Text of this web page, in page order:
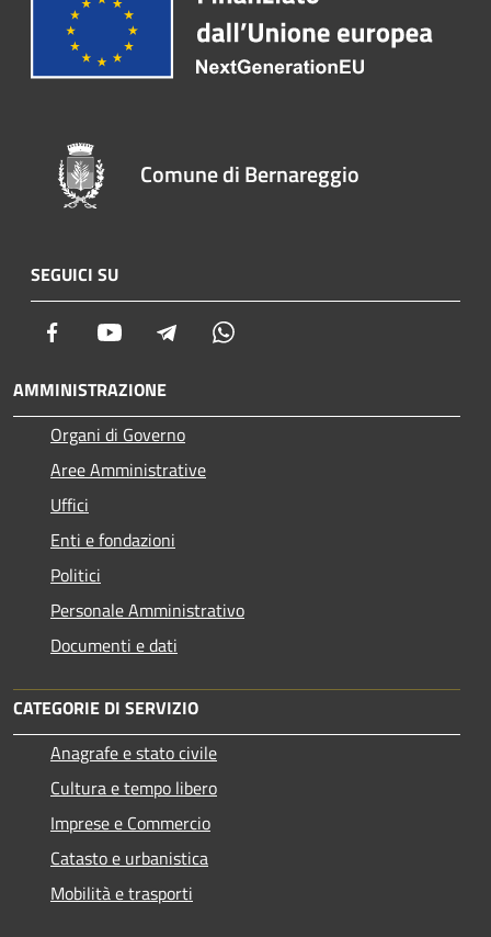
Comune di Bernareggio
SEGUICI SU
Facebook Youtube Telegram
AMMINISTRAZIONE
Organi di Governo
Aree Amministrative
Uffici
Enti e fondazioni
Politici
Personale Amministrativo
Documenti e dati
CATEGORIE DI SERVIZIO
Anagrafe e stato civile
Cultura e tempo libero
Imprese e Commercio
Catasto e urbanistica
Mobilità e trasporti